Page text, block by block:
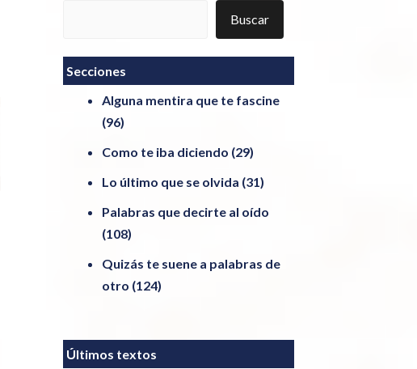
Buscar
Secciones
Alguna mentira que te fascine
(96)
Como te iba diciendo (29)
Lo último que se olvida (31)
Palabras que decirte al oído
(108)
Quizás te suene a palabras de
otro (124)
Últimos textos